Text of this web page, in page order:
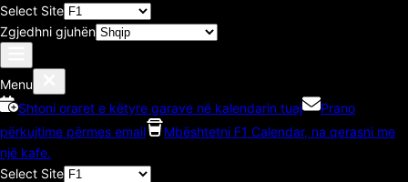
Select Site
Zgjedhni gjuhën
Menu
Shtoni oraret e këtyre garave në kalendarin tuaj
Prano
përkujtime përmes email
Mbështetni F1 Calendar, na qerasni me
një kafe.
Select Site